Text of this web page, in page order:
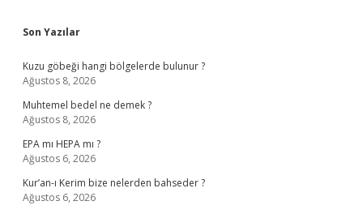
Sidebar
Son Yazılar
Kuzu göbeği hangi bölgelerde bulunur ?
Ağustos 8, 2026
Muhtemel bedel ne demek ?
Ağustos 8, 2026
EPA mı HEPA mı ?
Ağustos 6, 2026
Kur’an-ı Kerim bize nelerden bahseder ?
Ağustos 6, 2026